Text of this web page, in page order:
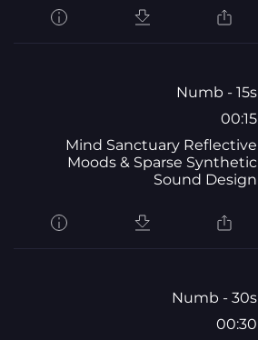
Numb - 15s
00:15
Mind Sanctuary Reflective
Moods & Sparse Synthetic
Sound Design
Numb - 30s
00:30